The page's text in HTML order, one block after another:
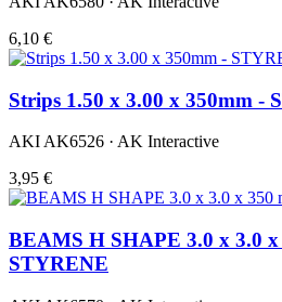
6,10 €
Strips 1.50 x 3.00 x 350mm -
AKI AK6526 · AK Interactive
3,95 €
BEAMS H SHAPE 3.0 x 3.0
STYRENE